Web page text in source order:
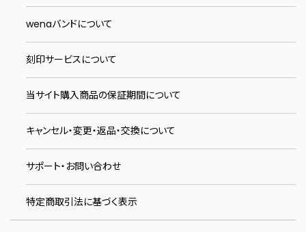
wenaバンドについて
刻印サービスについて
当サイト購入商品の保証期間について
キャンセル・変更・返品・交換について
サポート・お問い合わせ
特定商取引法に基づく表示